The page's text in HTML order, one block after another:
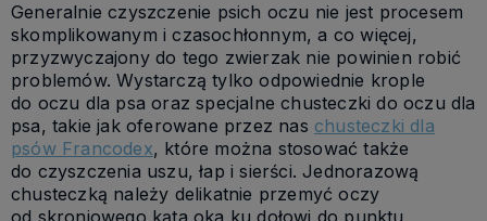
Generalnie czyszczenie psich oczu nie jest procesem
skomplikowanym i czasochłonnym, a co więcej,
przyzwyczajony do tego zwierzak nie powinien robić
problemów. Wystarczą tylko odpowiednie krople
do oczu dla psa oraz specjalne chusteczki do oczu dla
psa, takie jak oferowane przez nas chusteczki dla
psów Francodex, które można stosować także
do czyszczenia uszu, łap i sierści. Jednorazową
chusteczką należy delikatnie przemyć oczy